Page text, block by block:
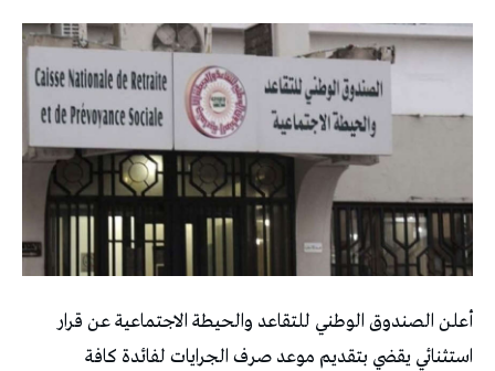
أعلن الصندوق الوطني للتقاعد والحيطة الاجتماعية عن قرار
استثنائي يقضي بتقديم موعد صرف الجرايات لفائدة كافة